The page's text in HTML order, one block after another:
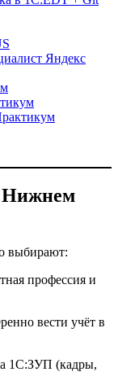
Яндекс
Нижнем
выбирают:
профессия и
вести учёт в
1С:ЗУП (кадры,